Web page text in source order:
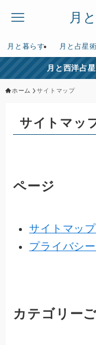
月
月と暮らす 月と占星
月と西洋占
ホーム サイトマップ
サイトマッ
ページ
サイトマップ
プライバシ
カテゴリー